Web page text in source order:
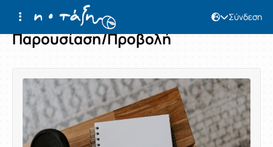
Σύνδεση
Παρουσίαση/Προβολή